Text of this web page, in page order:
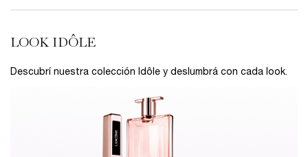
RUTINA IDÔLE
LOOK IDÔLE
Descubrí nuestra colección Idôle y deslumbrá con cada look.